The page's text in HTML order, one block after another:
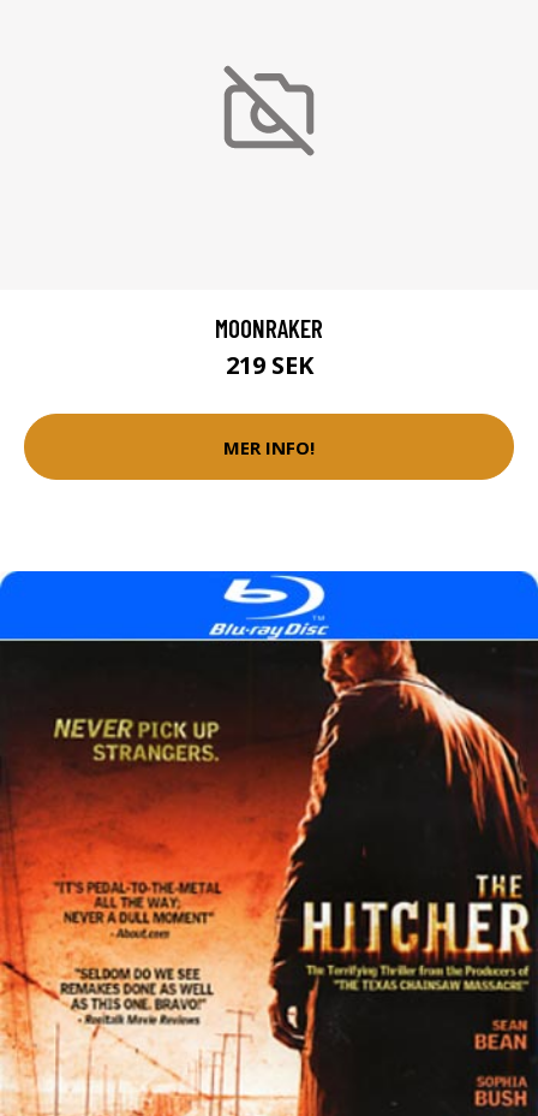
MOONRAKER
219 SEK
MER INFO!